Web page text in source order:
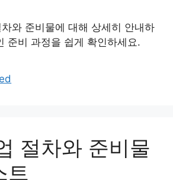
와 준비물에 대해 상세히 안내하
준비 과정을 쉽게 확인하세요.
절차와 준비물
트